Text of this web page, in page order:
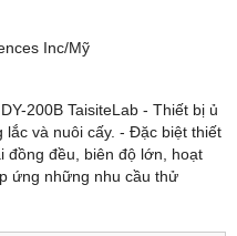
Inc/Mỹ
200B TaisiteLab - Thiết bị ủ
và nuôi cấy. - Đặc biệt thiết
đồng đều, biên độ lớn, hoạt
ứng những nhu cầu thử